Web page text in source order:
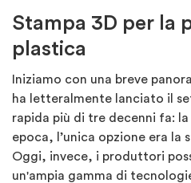
Stampa 3D per la
plastica
Iniziamo con una breve
ha letteralmente lanciato il
rapida più di tre decenni fa:
epoca, l’unica opzione era la
Oggi, invece, i produttori
un'ampia gamma di